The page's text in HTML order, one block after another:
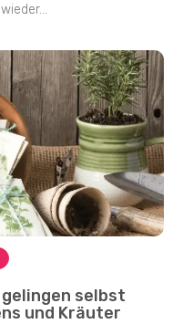
gelingen selbst
und Kräuter